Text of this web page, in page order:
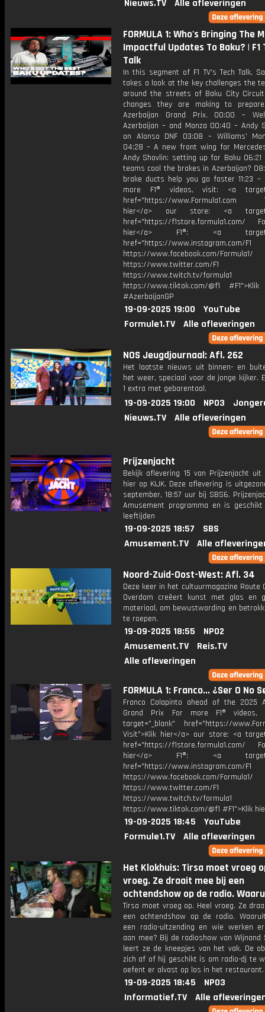
Nieuws.TV Alle afleveringen
FORMULA 1: Who's Bringing The
Impactful Updates To Baku? | F1
Talk
In this segment of F1 TV's Tech Talk,
takes a look at the key challenges the
around the streets of Baku City
changes they are making to
Azerbaijan Grand Prix. 00:00 –
Azerbaijan – and Monza 00:40 – Andy
on Alonso DNF 03:08 – Williams'
04:28 – A new front wing for
Andy Shovlin: setting up for Baku 06:21
teams cool the brakes in Azerbaijan?
brake ducts help you go faster 11:23 –
more F1® videos, visit: <a
href="https://www.Formula1.com
hier</a> our store: <a
href="https://f1store.formula1.com/
hier</a> F1®: <a
href="https://www.instagram.com/F1
https://www.facebook.com/Formula1/
https://www.twitter.com/F1
https://www.twitch.tv/formula1
https://www.tiktok.com/@f1
#AzerbaijanGP
19-09-2025 19:00
YouTube
Formule1.TV
Alle afleveringen
NOS Jeugdjournaal: Afl. 262
Het laatste nieuws uit binnen- en
het weer, speciaal voor de jonge kijker.
1 extra met gebarentaal.
19-09-2025 19:00 NPO3
Nieuws.TV
Alle afleveringen
Prijzenjacht
Bekijk aflevering 15 van Prijzenjacht uit
hier op KIJK. Deze aflevering is
september, 18:57 uur bij SBS6.
Amusement programma en is
leeftijden
19-09-2025 18:57
SBS
Amusement.TV
Alle
Noord-Zuid-Oost-West: Afl. 34
Deze keer in het cultuurmagazine Route
Overdam creëert kunst met glas en
materiaal, om bewustwording en
te roepen.
19-09-2025 18:55
NPO2
Amusement.TV
Reis.TV
Alle afleveringen
FORMULA 1: Franco... ¿Ser O No
Franco Colapinto ahead of the 2025
Grand Prix For more F1® videos,
target="_blank" href="https://
Visit">Klik hier</a> our store: <a
href="https://f1store.formula1.com/
hier</a> F1®: <a
href="https://www.instagram.com/F1
https://www.facebook.com/Formula1/
https://www.twitter.com/F1
https://www.twitch.tv/formula1
https://www.tiktok.com/@f1 #F1">Klik
19-09-2025 18:45
YouTube
Formule1.TV
Alle afleveringen
Het Klokhuis: Tirsa moet vroeg
vroeg. Ze draait mee bij een
ochtendshow op de radio.
Tirsa moet vroeg op. Heel vroeg. Ze
een ochtendshow op de radio.
een radio-uitzending en wie werken
aan mee? Bij de radioshow van Wijnand
leert ze de kneepjes van het vak. De
zich af of hij geschikt is om radio-dj te
oefent er alvast op los in het restaurant.
19-09-2025 18:45
NPO3
Informatief.TV
Alle